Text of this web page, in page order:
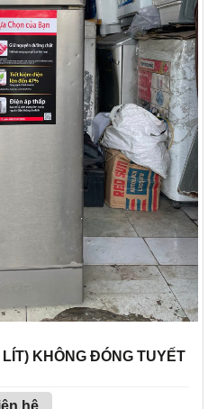
KHÔNG ĐÓNG TUYẾT